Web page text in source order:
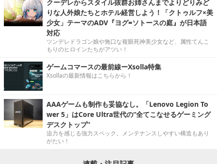
クーデレからスタイル抜群お姉さんまでよりどりみど
りな人外娘たちとホテル経営しよう！「クトゥルフ×美
少女」テーマのADV『ヨグ=ソトースの庭』が日本語
対応
ツンデレドラゴン娘や無口な複眼死神美少女など、属性てんこ
もりのヒロインたちがアツい！
ゲームコマースの最前線ーXsolla特集
Xsollaの最新情報はこちらから！
AAAゲームも制作も妥協なし。「Lenovo Legion To
wer 5」はCore Ultra世代の“全てこなせるゲーミング
デスクトップ”
迫力を感じる強力スペック。メンテナンスしやすい構造もあり
がたい！